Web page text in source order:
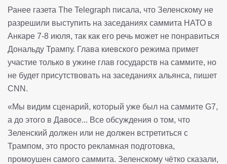
Ранее газета The Telegraph писала, что Зеленскому не
разрешили выступить на заседаниях саммита НАТО в
Анкаре 7-8 июля, так как его речь может не понравиться
Дональду Трампу. Глава киевского режима примет
участие только в ужине глав государств на саммите, но
не будет присутствовать на заседаниях альянса, пишет
CNN.
«Мы видим сценарий, который уже был на саммите G7,
а до этого в Давосе... Все обсуждения о том, что
Зеленский должен или не должен встретиться с
Трампом, это просто рекламная подготовка,
промоушен самого саммита. Зеленскому чётко сказали,